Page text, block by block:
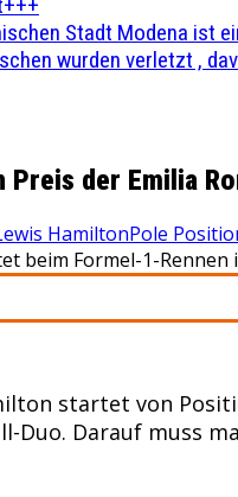
Stadt Modena ist
wurden verletzt ,
der Emilia
HamiltonPole
beim Formel-1-
startet von
Duo. Darauf muss